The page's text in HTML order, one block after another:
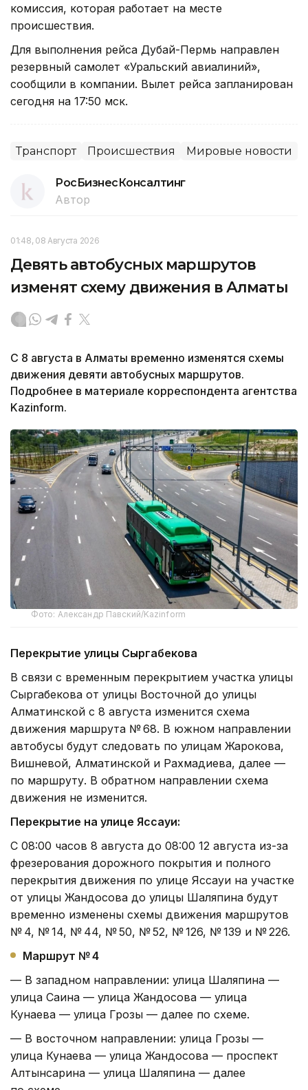
комиссия, которая работает на месте
происшествия.
Для выполнения рейса Дубай-Пермь направлен
резервный самолет «Уральский авиалиний»,
сообщили в компании. Вылет рейса запланирован
сегодня на 17:50 мск.
Транспорт Происшествия Мировые новости
РосБизнесКонсалтинг
Автор
01:48, 08 Августа 2026
Девять автобусных маршрутов
изменят схему движения в Алматы
С 8 августа в Алматы временно изменятся схемы
движения девяти автобусных маршрутов.
Подробнее в материале корреспондента агентства
Kazinform.
Фото: Александр Павский/Kazinform
Перекрытие улицы Сыргабекова
В связи с временным перекрытием участка улицы
Сыргабекова от улицы Восточной до улицы
Алматинской с 8 августа изменится схема
движения маршрута № 68. В южном направлении
автобусы будут следовать по улицам Жарокова,
Вишневой, Алматинской и Рахмадиева, далее —
по маршруту. В обратном направлении схема
движения не изменится.
Перекрытие на улице Яссауи:
С 08:00 часов 8 августа до 08:00 12 августа из-за
фрезерования дорожного покрытия и полного
перекрытия движения по улице Яссауи на участке
от улицы Жандосова до улицы Шаляпина будут
временно изменены схемы движения маршрутов
№ 4, № 14, № 44, № 50, № 52, № 126, № 139 и № 226.
Маршрут № 4
— В западном направлении: улица Шаляпина —
улица Саина — улица Жандосова — улица
Кунаева — улица Грозы — далее по схеме.
— В восточном направлении: улица Грозы —
улица Кунаева — улица Жандосова — проспект
Алтынсарина — улица Шаляпина — далее